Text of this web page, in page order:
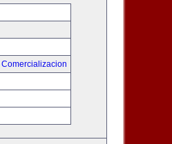
Comercializacion